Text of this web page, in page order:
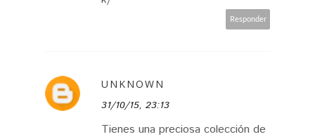
Responder
UNKNOWN
31/10/15, 23:13
Tienes una preciosa colección de